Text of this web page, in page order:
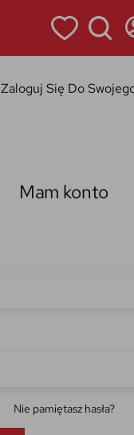
Zaloguj Się Do
Mam konto
Nie pamiętasz hasła?